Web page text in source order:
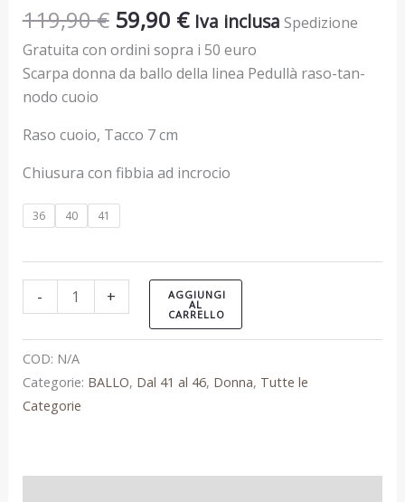
119,90€ 59,90 € Iva inclusa Spedizione
Gratuita con ordini sopra i 50 euro
Scarpa donna da ballo della linea Pedullà raso-tan-
nodo cuoio
Raso cuoio, Tacco 7 cm
Chiusura con fibbia ad incrocio
36 40 41
- + AGGIUNGI
AL
CARRELLO
COD: N/A
Categorie: BALLO, Dal 41 al 46, Donna, Tutte le
Categorie